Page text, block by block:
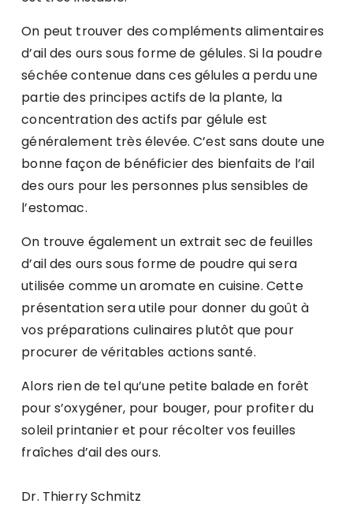
On peut trouver des compléments alimentaires
d’ail des ours sous forme de gélules. Si la poudre
séchée contenue dans ces gélules a perdu une
partie des principes actifs de la plante, la
concentration des actifs par gélule est
généralement très élevée. C’est sans doute une
bonne façon de bénéficier des bienfaits de l’ail
des ours pour les personnes plus sensibles de
l’estomac.
On trouve également un extrait sec de feuilles
d’ail des ours sous forme de poudre qui sera
utilisée comme un aromate en cuisine. Cette
présentation sera utile pour donner du goût à
vos préparations culinaires plutôt que pour
procurer de véritables actions santé.
Alors rien de tel qu’une petite balade en forêt
pour s’oxygéner, pour bouger, pour profiter du
soleil printanier et pour récolter vos feuilles
fraîches d’ail des ours.
Dr. Thierry Schmitz